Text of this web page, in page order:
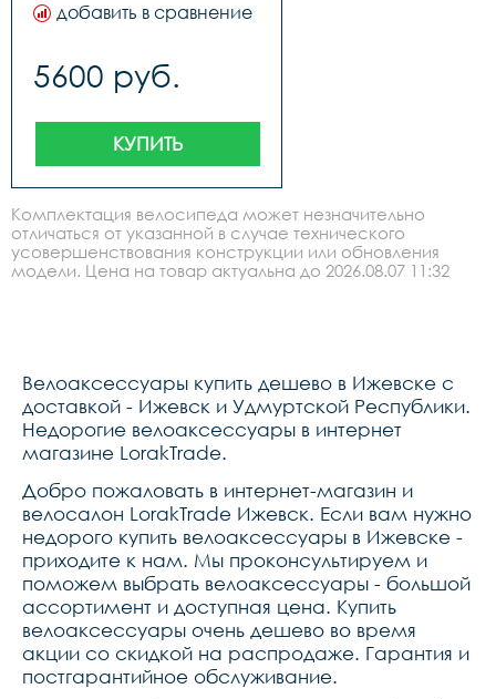
добавить в сравнение
5600 руб.
КУПИТЬ
Комплектация велосипеда может незначительно
отличаться от указанной в случае технического
усовершенствования конструкции или обновления
модели. Цена на товар актуальна до 2026.08.07 11:32
Велоаксессуары купить дешево в Ижевске с
доставкой - Ижевск и Удмуртской Республики.
Недорогие велоаксессуары в интернет
магазине LorakTrade.
Добро пожаловать в интернет-магазин и
велосалон LorakTrade Ижевск. Если вам нужно
недорого купить велоаксессуары в Ижевске -
приходите к нам. Мы проконсультируем и
поможем выбрать велоаксессуары - большой
ассортимент и доступная цена. Купить
велоаксессуары очень дешево во время
акции со скидкой на распродаже. Гарантия и
постгарантийное обслуживание.